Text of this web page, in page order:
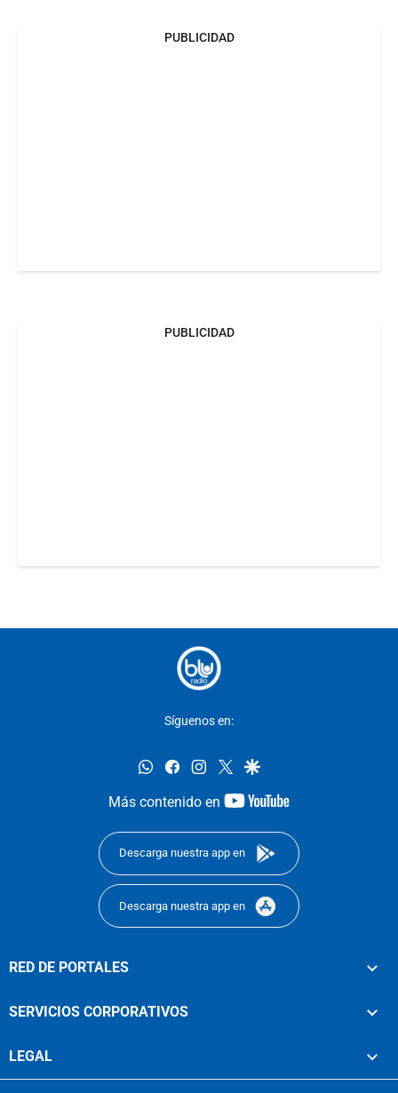
PUBLICIDAD
PUBLICIDAD
Síguenos en:
whatsappfacebookinstagram
twittergoogle
Más contenido en
youtube-
Descarga nuestra app en
Descarga nuestra app en
RED DE PORTALES
SERVICIOS CORPORATIVOS
LEGAL